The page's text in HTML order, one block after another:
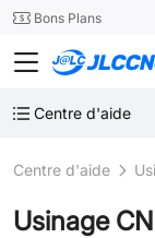
24SMT Bons Plans
Centre d'aide
Centre d'aide
Usinage